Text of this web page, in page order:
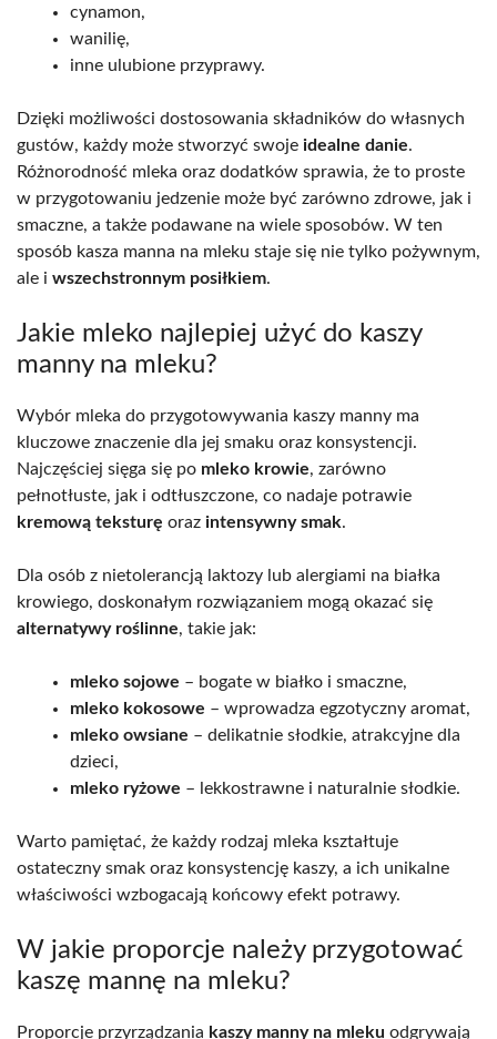
cynamon,
wanilię,
inne ulubione przyprawy.
Dzięki możliwości dostosowania składników do własnych
gustów, każdy może stworzyć swoje idealne danie.
Różnorodność mleka oraz dodatków sprawia, że to proste
w przygotowaniu jedzenie może być zarówno zdrowe, jak i
smaczne, a także podawane na wiele sposobów. W ten
sposób kasza manna na mleku staje się nie tylko pożywnym,
ale i wszechstronnym posiłkiem.
Jakie mleko najlepiej użyć do kaszy
manny na mleku?
Wybór mleka do przygotowywania kaszy manny ma
kluczowe znaczenie dla jej smaku oraz konsystencji.
Najczęściej sięga się po mleko krowie, zarówno
pełnotłuste, jak i odtłuszczone, co nadaje potrawie
kremową teksturę oraz intensywny smak.
Dla osób z nietolerancją laktozy lub alergiami na białka
krowiego, doskonałym rozwiązaniem mogą okazać się
alternatywy roślinne, takie jak:
mleko sojowe – bogate w białko i smaczne,
mleko kokosowe – wprowadza egzotyczny aromat,
mleko owsiane – delikatnie słodkie, atrakcyjne dla
dzieci,
mleko ryżowe – lekkostrawne i naturalnie słodkie.
Warto pamiętać, że każdy rodzaj mleka kształtuje
ostateczny smak oraz konsystencję kaszy, a ich unikalne
właściwości wzbogacają końcowy efekt potrawy.
W jakie proporcje należy przygotować
kaszę mannę na mleku?
Proporcje przyrządzania kaszy manny na mleku odgrywają